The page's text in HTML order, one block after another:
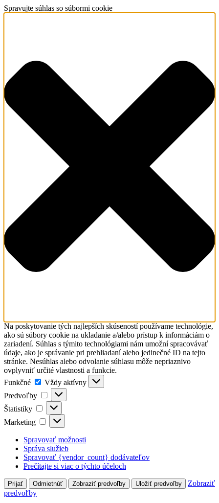
Spravujte súhlas so súbormi cookie
Na poskytovanie tých najlepších skúseností používame technológie,
ako sú súbory cookie na ukladanie a/alebo prístup k informáciám o
zariadení. Súhlas s týmito technológiami nám umožní spracovávať
údaje, ako je správanie pri prehliadaní alebo jedinečné ID na tejto
stránke. Nesúhlas alebo odvolanie súhlasu môže nepriaznivo
ovplyvniť určité vlastnosti a funkcie.
Funkčné
Funkčné
Vždy aktívny
Predvoľby
Predvoľby
Štatistiky Štatistiky
Marketing Marketing
Spravovať možnosti
Správa služieb
Spravovať {vendor_count} dodávateľov
Prečítajte si viac o týchto účeloch
Prijať Odmietnúť Zobraziť predvoľby Uložiť predvoľby
Zobraziť
predvoľby